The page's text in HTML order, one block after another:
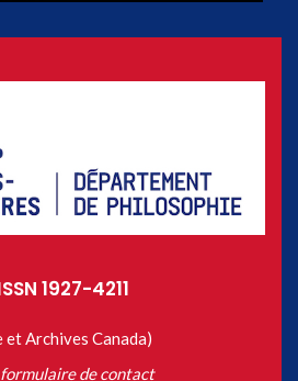
1927-4211
et Archives Canada)
formulaire de contact